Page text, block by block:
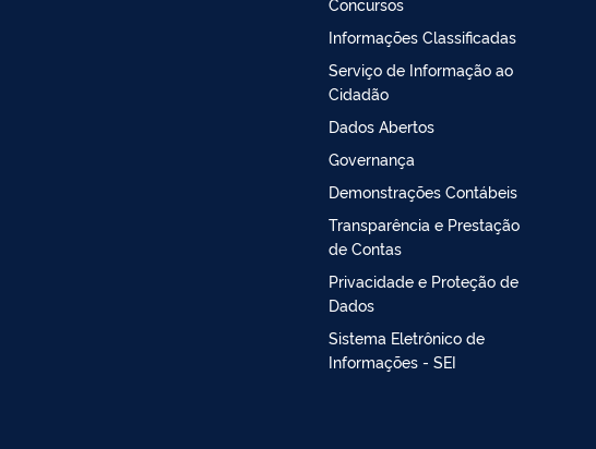
Informações Classificadas
Serviço de Informação ao
Cidadão
Dados Abertos
Governança
Demonstrações Contábeis
Transparência e Prestação
de Contas
Privacidade e Proteção de
Dados
Sistema Eletrônico de
Informações - SEI